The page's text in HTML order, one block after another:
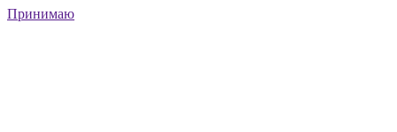
Принимаю